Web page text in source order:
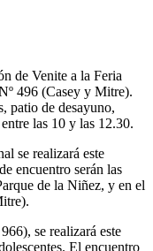
de Venite a la Feria
496 (Casey y Mitre).
patio de desayuno,
las 10 y las 12.30.
se realizará este
encuentro serán las
de la Niñez, y en el
se realizará este
El encuentro